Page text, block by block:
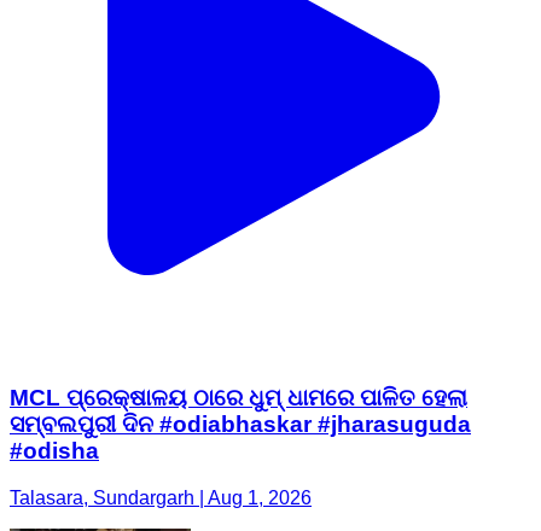
MCL ପ୍ରେକ୍ଷାଳୟ ଠାରେ ଧୁମ୍ ଧାମରେ ପାଳିତ ହେଲା
ସମ୍ବଲପୁରୀ ଦିନ #odiabhaskar #jharasuguda
#odisha
Talasara, Sundargarh | Aug 1, 2026